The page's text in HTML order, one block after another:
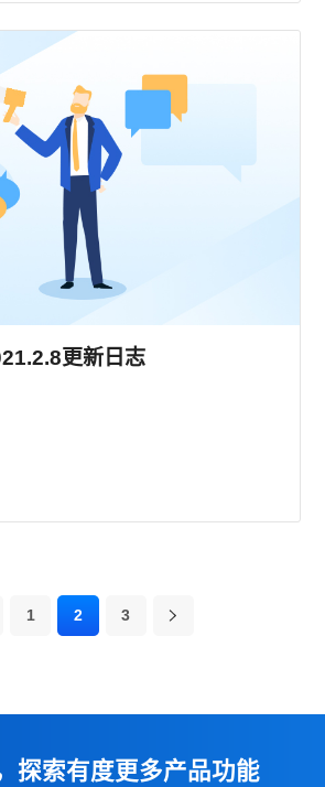
更新日志
1 2 3
探索有度更多产品功能